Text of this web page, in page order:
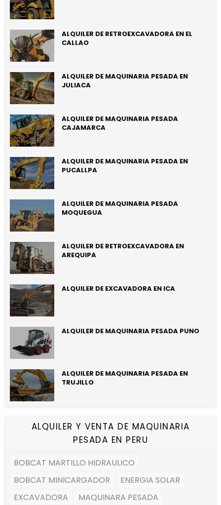
ALQUILER DE RETROEXCAVADORA EN EL
CALLAO
ALQUILER DE MAQUINARIA PESADA EN
JULIACA
ALQUILER DE MAQUINARIA PESADA
CAJAMARCA
ALQUILER DE MAQUINARIA PESADA EN
PUCALLPA
ALQUILER DE MAQUINARIA PESADA
MOQUEGUA
ALQUILER DE RETROEXCAVADORA EN
AREQUIPA
ALQUILER DE EXCAVADORA EN ICA
ALQUILER DE MAQUINARIA PESADA PUNO
ALQUILER DE MAQUINARIA PESADA EN
TRUJILLO
ALQUILER Y VENTA DE MAQUINARIA
PESADA EN PERU
BOBCAT MARTILLO HIDRAULICO
BOBCAT MINICARGADOR
ENERGIA SOLAR
EXCAVADORA
MAQUINARA PESADA